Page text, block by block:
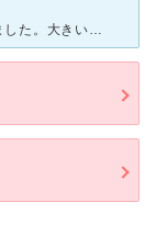
小さい頃から何かあるとこちらの病院にきていました。大きい総合病です。数年前に突然蕁麻疹が出るようになり、こちらの皮膚科で検査をしました。原因は分からなかったので治しようがありませんでしたが…（笑）大き